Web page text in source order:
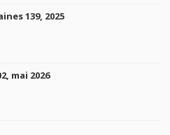
139, 2025
mai 2026